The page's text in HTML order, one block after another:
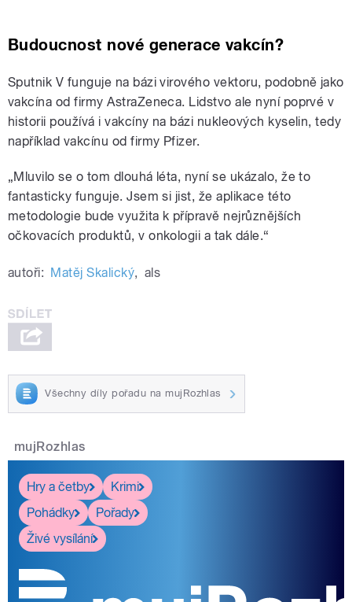
Budoucnost nové generace vakcín?
Sputnik V funguje na bázi virového vektoru, podobně jako
vakcína od firmy AstraZeneca. Lidstvo ale nyní poprvé v
historii používá i vakcíny na bázi nukleových kyselin, tedy
například vakcínu od firmy Pfizer.
„Mluvilo se o tom dlouhá léta, nyní se ukázalo, že to
fantasticky funguje. Jsem si jist, že aplikace této
metodologie bude využita k přípravě nejrůznějších
očkovacích produktů, v onkologii a tak dále.“
autoři: Matěj Skalický, als
Všechny díly pořadu na mujRozhlas
mujRozhlas
Hry a četby
Krimi
Pohádky
Pořady
Živé vysílání